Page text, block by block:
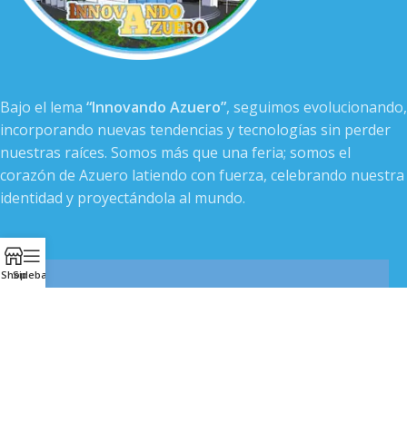
Bajo el lema “Innovando Azuero”, seguimos evolucionando,
incorporando nuevas tendencias y tecnologías sin perder
nuestras raíces. Somos más que una feria; somos el
corazón de Azuero latiendo con fuerza, celebrando nuestra
identidad y proyectándola al mundo.
ShopSidebar